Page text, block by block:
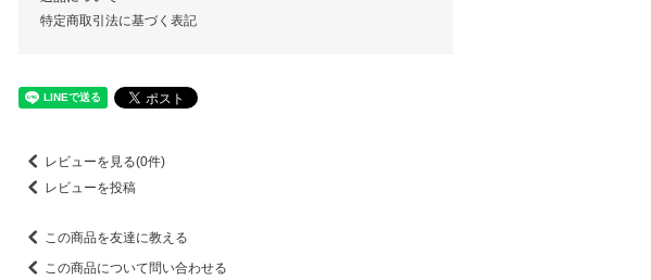
特定商取引法に基づく表記
レビューを見る(0件)
レビューを投稿
この商品を友達に教える
この商品について問い合わせる